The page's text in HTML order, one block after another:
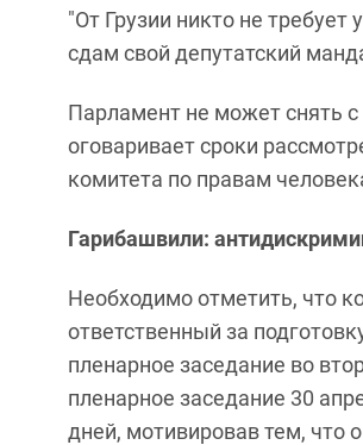
"От Грузии никто не
сдам свой депутатский
Парламент не может снять с
оговаривает сроки
комитета по правам
Гарибашвили:
Необходимо отметить, что
ответственный за
пленарное заседание во
пленарное заседание 30
дней, мотивировав тем, что